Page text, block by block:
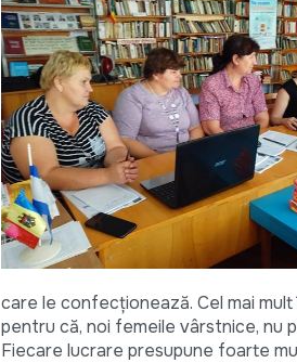
care le confecționează. Cel mai
pentru că, noi femeile vârstnice, nu
Fiecare lucrare presupune foarte